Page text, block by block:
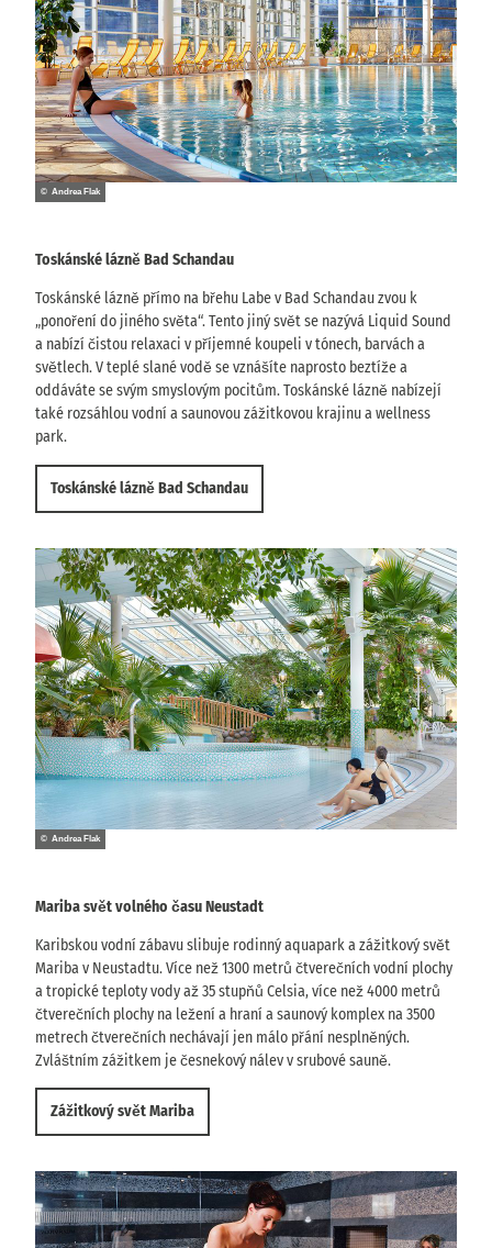
© Andrea Flak
Toskánské lázně Bad Schandau
Toskánské lázně přímo na břehu Labe v Bad Schandau zvou k
„ponoření do jiného světa“. Tento jiný svět se nazývá Liquid Sound
a nabízí čistou relaxaci v příjemné koupeli v tónech, barvách a
světlech. V teplé slané vodě se vznášíte naprosto beztíže a
oddáváte se svým smyslovým pocitům. Toskánské lázně nabízejí
také rozsáhlou vodní a saunovou zážitkovou krajinu a wellness
park.
Toskánské lázně Bad Schandau
Mariba svět volného času Neustadt
Karibskou vodní zábavu slibuje rodinný aquapark a zážitkový svět
Mariba v Neustadtu. Více než 1300 metrů čtverečních vodní plochy
a tropické teploty vody až 35 stupňů Celsia, více než 4000 metrů
čtverečních plochy na ležení a hraní a saunový komplex na 3500
metrech čtverečních nechávají jen málo přání nesplněných.
Zvláštním zážitkem je česnekový nálev v srubové sauně.
Zážitkový svět Mariba
© Andrea Flak